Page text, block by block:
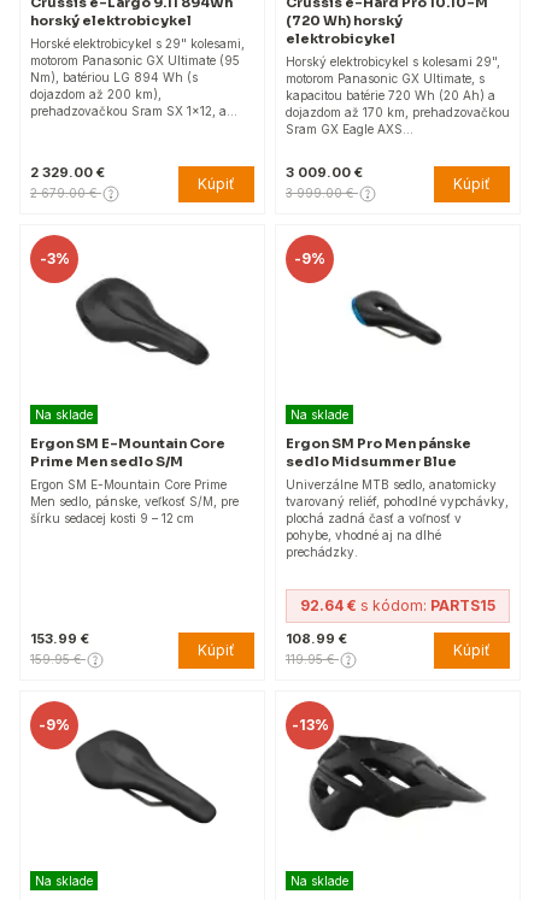
horský elektrobicykel
Horské elektrobicykel s 29" kolesami,
motorom Panasonic GX Ultimate (95
Nm), batériou LG 894 Wh (s
dojazdom až 200 km),
prehadzovačkou Sram SX 1x12, a…
2 329.00 €
2 679.00 € Kúpiť
(720 Wh) horský
elektrobicykel
Horský elektrobicykel s kolesami 29",
motorom Panasonic GX Ultimate, s
kapacitou batérie 720 Wh (20 Ah) a
dojazdom až 170 km, prehadzovačkou
Sram GX Eagle AXS…
3 009.00 €
3 999.00 € Kúpiť
-3%
Na sklade
Ergon SM E-Mountain Core
Prime Men sedlo S/M
Ergon SM E-Mountain Core Prime
Men sedlo, pánske, veľkosť S/M, pre
šírku sedacej kosti 9 – 12 cm
153.99 €
159.95 € Kúpiť
-9%
Na sklade
Ergon SM Pro Men pánske
sedlo Midsummer Blue
Univerzálne MTB sedlo, anatomicky
tvarovaný reliéf, pohodlné vypchávky,
plochá zadná časť a voľnosť v
pohybe, vhodné aj na dlhé
prechádzky.
92.64 € s kódom: PARTS15
108.99 €
119.95 € Kúpiť
-9%
Na sklade
-13%
Na sklade